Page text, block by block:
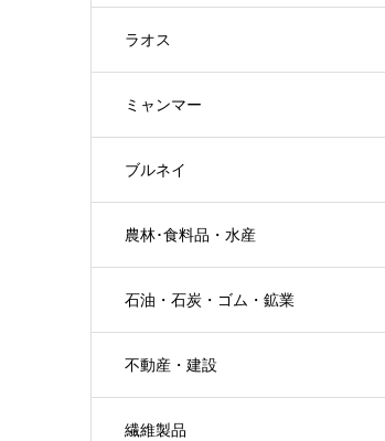
ラオス
ミャンマー
ブルネイ
農林･食料品・水産
石油・石炭・ゴム・鉱業
不動産・建設
繊維製品